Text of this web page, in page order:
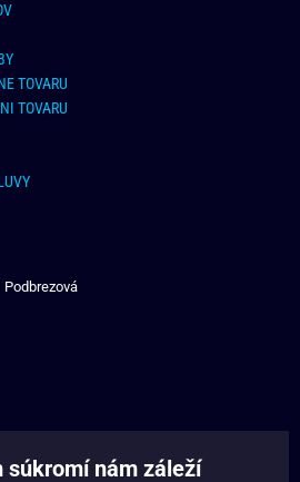
TOVARU
TOVARU
súkromí nám záleží